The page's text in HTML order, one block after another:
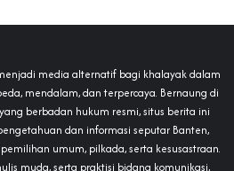
media alternatif bagi khalayak dalam
mendalam, dan terpercaya. Bernaung di
berbadan hukum resmi, situs berita ini
dan informasi seputar Banten,
umum, pilkada, serta kesusastraan.
muda, serta praktisi bidang komunikasi,